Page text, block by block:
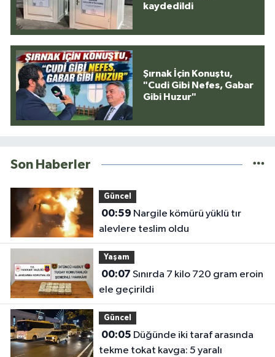
kaydedildi
Şırnak İçin Konuştu,
"Cudi Gibi Nefes, Gabar
Gibi Huzur"
Son Haberler
Güncel
00:59
alevlere teslim oldu
Yaşam
00:07
ele geçirildi
Güncel
00:05
tekme tokat kavga: 5 yaralı